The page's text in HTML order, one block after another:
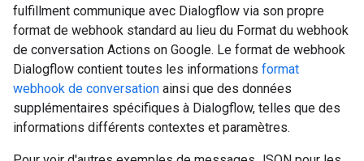
fulfillment communique avec Dialogflow via son propre
format de webhook standard au lieu du Format du webhook
de conversation Actions on Google. Le format de webhook
Dialogflow contient toutes les informations format
webhook de conversation ainsi que des données
supplémentaires spécifiques à Dialogflow, telles que des
informations différents contextes et paramètres.